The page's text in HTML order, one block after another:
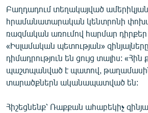
ՁԳՏԵԼՈՎ ԼԱՎԱԳՈՒՅՆԻՆ
ՓՈԴՔԱՍԹ
Հայերեն
English
Բաղդադում տեղակայված ամերիկյան
հրամանատարական կենտրոնի
ռազմական առումով հարմար
«Իսլամական պետության»
դիմադրություն են ցույց տալիս:
պաշտպանված է պատով,
տարածքներն ականապատված են:
Հիշեցնենք՝ Ռաքքան ահաբեկիչ